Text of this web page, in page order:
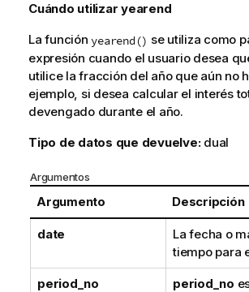
Cuándo utilizar yearend
La funciónyearend() se utiliza como
expresión cuando el usuario desea
utilice la fracción del año que aún no
ejemplo, si desea calcular el interés
devengado durante el año.
Tipo de datos que devuelve: dual
Argumentos
Argumento Descripción
date
La fecha o
tiempo para
period_no period_no